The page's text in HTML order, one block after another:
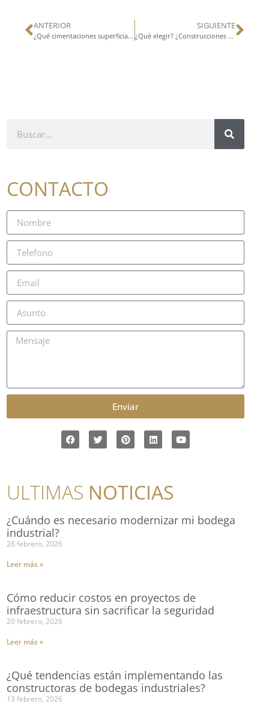
ANTERIOR
¿Qué cimentaciones superficiales pueden aplicarse en proyectos de construcción?
SIGUIENTE
¿Qué elegir? ¿Construcciones de estructuras metálicas o de hormigón armado?
CONTACTO
Enviar
ULTIMAS NOTICIAS
¿Cuándo es necesario modernizar mi bodega
industrial?
28 febrero, 2026
Leer más »
Cómo reducir costos en proyectos de
infraestructura sin sacrificar la seguridad
20 febrero, 2026
Leer más »
¿Qué tendencias están implementando las
constructoras de bodegas industriales?
13 febrero, 2026